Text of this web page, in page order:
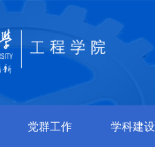
党群工作 学科建设